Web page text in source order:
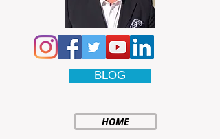
BLOG
HOME